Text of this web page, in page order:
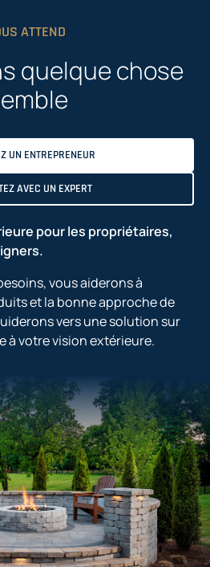
ATTEND
quelque chose
UN ENTREPRENEUR
AVEC UN EXPERT
pour les propriétaires,
vous aiderons à
et la bonne approche de
vers une solution sur
à votre vision extérieure.